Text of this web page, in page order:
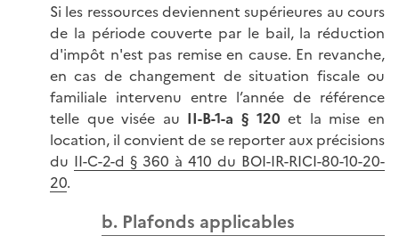
Si les ressources deviennent supérieures au cours
de la période couverte par le bail, la réduction
d'impôt n'est pas remise en cause. En revanche,
en cas de changement de situation fiscale ou
familiale intervenu entre l’année de référence
telle que visée au II-B-1-a § 120 et la mise en
location, il convient de se reporter aux précisions
du II-C-2-d § 360 à 410 du BOI-IR-RICI-80-10-20-
20.
b. Plafonds applicables